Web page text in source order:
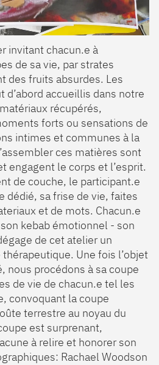
invitant chacun.e à
de sa vie, par strates
des fruits absurdes. Les
d’abord accueillis dans notre
récupérés,
forts ou sensations de
intimes et communes à la
ces matières sont
engagent le corps et l’esprit.
de couche, le participant.e
dédié, sa frise de vie, faites
et de mots. Chacun.e
kebab émotionnel - son
de cet atelier un
Une fois l’objet
nous procédons à sa coupe
de vie de chacun.e tel les
convoquant la coupe
terrestre au noyau du
est surprenant,
à relire et honorer son
Rachael Woodson